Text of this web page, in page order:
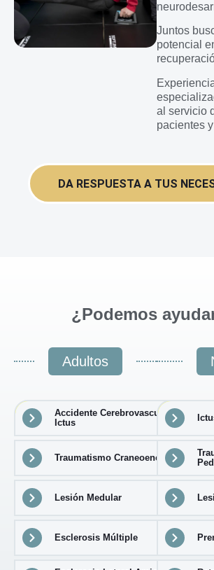
Juntos
potencial
al servicio
pacientes
DA RESPUESTA A TUS
¿Podemos
Adultos
Accidente Cerebrovascular, ACV -
Ictus
Traumatismo Craneoencefálico
Lesión Medular
Esclerosis Múltiple